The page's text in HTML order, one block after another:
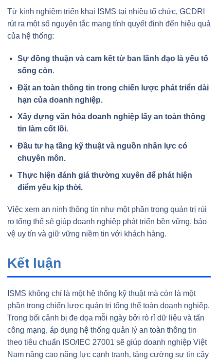
Từ kinh nghiệm triển khai ISMS tại nhiều tổ chức, GCDRI
rút ra một số nguyên tắc mang tính quyết định đến hiệu quả
của hệ thống:
Sự đồng thuận và cam kết từ ban lãnh đạo là yếu tố
sống còn.
Đặt an toàn thông tin trong chiến lược phát triển dài
hạn của doanh nghiệp.
Xây dựng văn hóa doanh nghiệp lấy an toàn thông
tin làm cốt lõi.
Đầu tư hạ tầng kỹ thuật và nguồn nhân lực có
chuyên môn.
Thực hiện đánh giá thường xuyên để phát hiện
điểm yếu kịp thời.
Việc xem an ninh thông tin như một phần trong quản trị rủi
ro tổng thể sẽ giúp doanh nghiệp phát triển bền vững, bảo
vệ uy tín và giữ vững niềm tin với khách hàng.
Kết luận
ISMS không chỉ là một hệ thống kỹ thuật mà còn là một
phần trong chiến lược quản trị tổng thể toàn doanh nghiệp.
Trong bối cảnh bị đe dọa mỗi ngày bởi rò rỉ dữ liệu và tấn
công mạng, áp dụng hệ thống quản lý an toàn thông tin
theo tiêu chuẩn ISO/IEC 27001 sẽ giúp doanh nghiệp Việt
Nam nâng cao năng lực cạnh tranh, tăng cường sự tin cậy